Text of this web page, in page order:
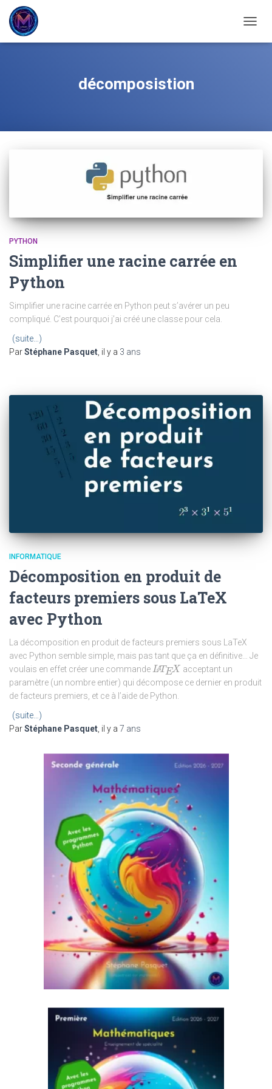
décomposistion
PYTHON
Simplifier une racine carrée en
Python
Simplifier une racine carrée en Python peut s’avérer un peu
compliqué. C’est pourquoi j’ai créé une classe pour cela.
(suite…)
ParStéphane Pasquet , il y a 3 ans
INFORMATIQUE
Décomposition en produit de
facteurs premiers sous LaTeX
avec Python
La décomposition en produit de facteurs premiers sous LaTeX
avec Python semble simple, mais pas tant que ça en définitive… Je
voulais en effet créer une commandeLATEX
LATEX acceptant un
paramètre (un nombre entier) qui décompose ce dernier en produit
de facteurs premiers, et ce à l’aide de Python.
(suite…)
ParStéphane Pasquet, il y a 7 ans